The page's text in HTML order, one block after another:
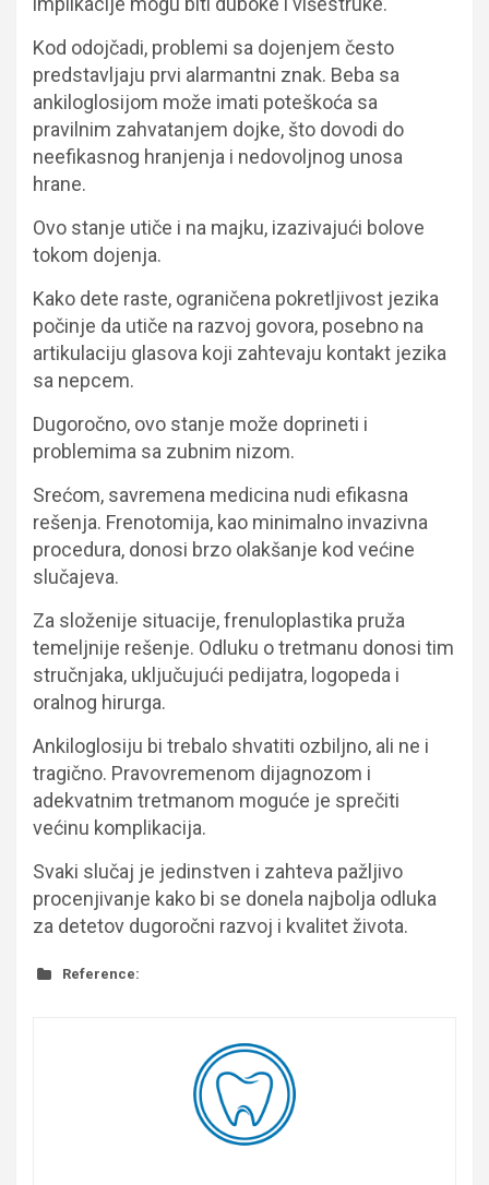
Kod odojčadi, problemi sa dojenjem često
predstavljaju prvi alarmantni znak. Beba sa
ankiloglosijom može imati poteškoća sa
pravilnim zahvatanjem dojke, što dovodi do
neefikasnog hranjenja i nedovoljnog unosa
hrane.
Ovo stanje utiče i na majku, izazivajući bolove
tokom dojenja.
Kako dete raste, ograničena pokretljivost jezika
počinje da utiče na razvoj govora, posebno na
artikulaciju glasova koji zahtevaju kontakt jezika
sa nepcem.
Dugoročno, ovo stanje može doprineti i
problemima sa zubnim nizom.
Srećom, savremena medicina nudi efikasna
rešenja. Frenotomija, kao minimalno invazivna
procedura, donosi brzo olakšanje kod većine
slučajeva.
Za složenije situacije, frenuloplastika pruža
temeljnije rešenje. Odluku o tretmanu donosi tim
stručnjaka, uključujući pedijatra, logopeda i
oralnog hirurga.
Ankiloglosiju bi trebalo shvatiti ozbiljno, ali ne i
tragično. Pravovremenom dijagnozom i
adekvatnim tretmanom moguće je sprečiti
većinu komplikacija.
Svaki slučaj je jedinstven i zahteva pažljivo
procenjivanje kako bi se donela najbolja odluka
za detetov dugoročni razvoj i kvalitet života.
Reference: